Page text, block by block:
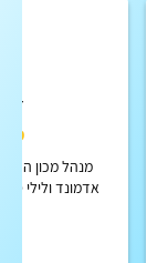
4.9
מנהל מכון הלב
אדמונד ולילי